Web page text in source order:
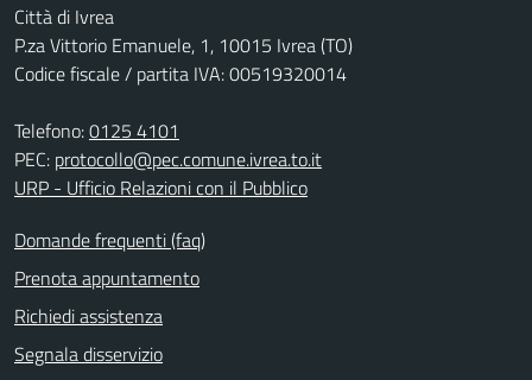
Città di Ivrea
P.za Vittorio Emanuele, 1, 10015 Ivrea (TO)
Codice fiscale / partita IVA: 00519320014
Telefono:0125 4101
PEC: protocollo@pec.comune.ivrea.to.it
URP - Ufficio Relazioni con il Pubblico
Domande frequenti (faq)
Prenota appuntamento
Richiedi assistenza
Segnala disservizio